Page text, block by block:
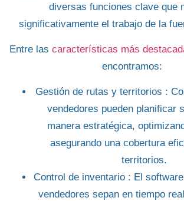
diversas funciones clave que
significativamente el trabajo de la
Entre las características más
encontramos:
Gestión de rutas y territorios :
vendedores pueden planificar
manera estratégica,
asegurando una cobertura
territorios.
Control de inventario : El
vendedores sepan en tiempo